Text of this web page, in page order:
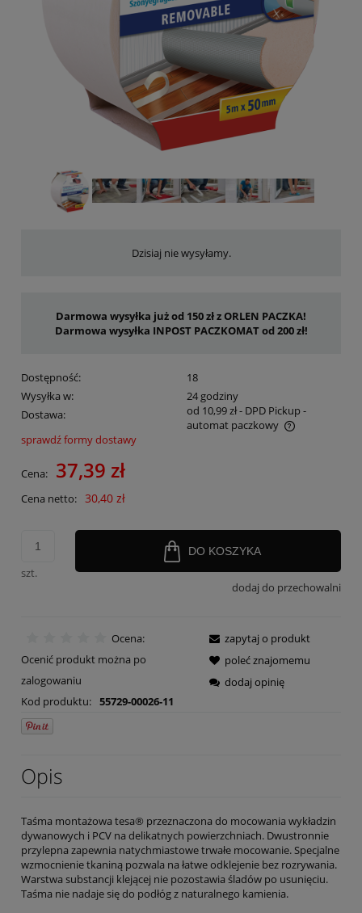
Dzisiaj nie wysyłamy.
Darmowa wysyłka już od 150 zł z ORLEN PACZKA!
Darmowa wysyłka INPOST PACZKOMAT od 200 zł!
Dostępność:
18
Wysyłka w:
24 godziny
Dostawa:
od 10,99 zł- DPD Pickup -
automat paczkowy
Cena nie zawiera ewentualnych kosztów płatności
sprawdź formy dostawy
Cena: 37,39 zł
Cena netto: 30,40 zł
szt.
DO KOSZYKA
dodaj do przechowalni
Ocena:
Ocenić produkt można po
zalogowaniu
Kod produktu: 55729-00026-11
zapytaj o produkt
poleć znajomemu
dodaj opinię
Opis
Taśma montażowa tesa® przeznaczona do mocowania wykładzin
dywanowych i PCV na delikatnych powierzchniach. Dwustronnie
przylepna zapewnia natychmiastowe trwałe mocowanie. Specjalne
wzmocnienie tkaniną pozwala na łatwe odklejenie bez rozrywania.
Warstwa substancji klejącej nie pozostawia śladów po usunięciu.
Taśma nie nadaje się do podłóg z naturalnego kamienia.